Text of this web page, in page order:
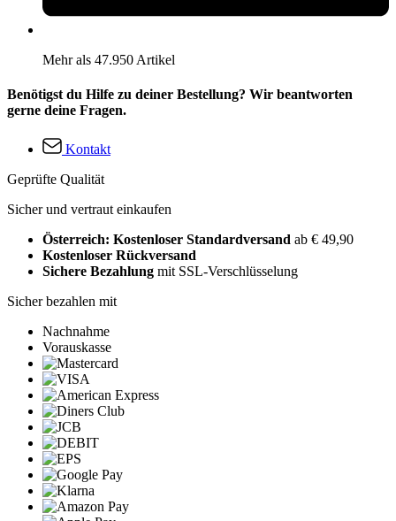
Mehr als 47.950 Artikel
Benötigst du Hilfe zu deiner Bestellung? Wir beantworten
gerne deine Fragen.
Kontakt
Geprüfte Qualität
Sicher und vertraut einkaufen
Österreich: Kostenloser Standardversand ab € 49,90
Kostenloser Rückversand
Sichere Bezahlung mit SSL-Verschlüsselung
Sicher bezahlen mit
Nachnahme
Vorauskasse